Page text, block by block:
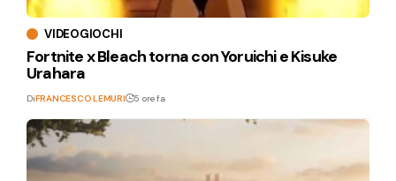
VIDEOGIOCHI
Fortnite x Bleach torna con Yoruichi e Kisuke
Urahara
DiFRANCESCO LEMURI 5 ore fa